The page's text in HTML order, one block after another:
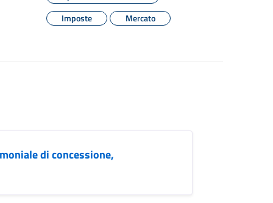
Imposte
Mercato
di concessione,